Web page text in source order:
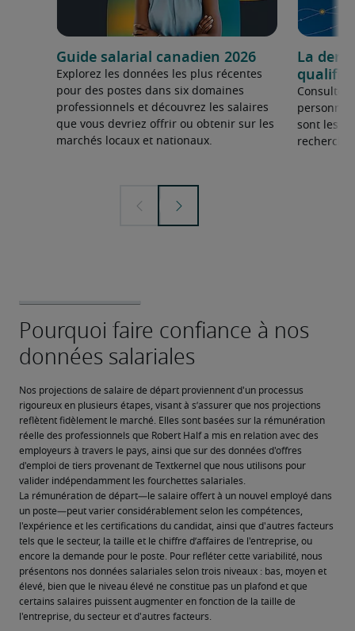
Guide salarial canadien 2026
Explorez les données les plus récentes
pour des postes dans six domaines
professionnels et découvrez les salaires
que vous devriez offrir ou obtenir sur les
marchés locaux et nationaux.
La
qualifié
Consultez
personnel
sont les
Nos projections de salaire de départ proviennent d'un processus
rigoureux en plusieurs étapes, visant à s’assurer que nos projections
reflètent fidèlement le marché. Elles sont basées sur la rémunération
réelle des professionnels que Robert Half a mis en relation avec des
employeurs à travers le pays, ainsi que sur des données d'offres
d'emploi de tiers provenant de Textkernel que nous utilisons pour
valider indépendamment les fourchettes salariales.
La rémunération de départ—le salaire offert à un nouvel employé dans
un poste—peut varier considérablement selon les compétences,
l'expérience et les certifications du candidat, ainsi que d'autres facteurs
tels que le secteur, la taille et le chiffre d’affaires de l'entreprise, ou
encore la demande pour le poste. Pour refléter cette variabilité, nous
présentons nos données salariales selon trois niveaux : bas, moyen et
élevé, bien que le niveau élevé ne constitue pas un plafond et que
certains salaires puissent augmenter en fonction de la taille de
l'entreprise, du secteur et d'autres facteurs.